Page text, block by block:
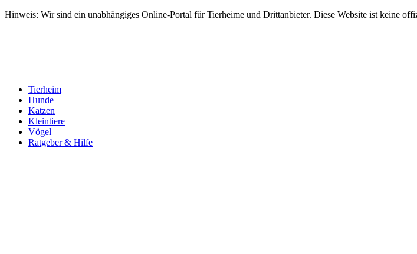
Hinweis: Wir sind ein unabhängiges Online-Portal für Tierheime und Drittanbieter. Diese Website ist keine
Tierheim
Hunde
Katzen
Kleintiere
Vögel
Ratgeber & Hilfe